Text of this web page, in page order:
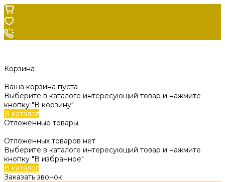
Корзина
Ваша корзина пуста
Выберите в каталоге интересующий товар и нажмите
кнопку "В корзину"
В каталог
Отложенные товары
Отложенных товаров нет
Выберите в каталоге интересующий товар и нажмите
кнопку "В избранное"
В каталог
Заказать звонок